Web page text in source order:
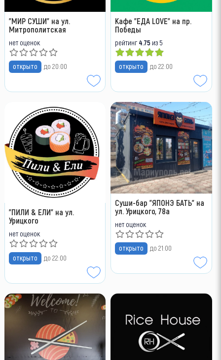
"МИР СУШИ" на ул.
Митрополитская
нет оценок
открыто до 20:00
Кафе "ЕДА LOVE" на пр.
Победы
рейтинг 4.75 из 5
открыто до 22:00
"ПИЛИ & ЕЛИ" на ул.
Урицкого
нет оценок
открыто до 22:00
Суши-бар "ЯПОНЭ БАТЬ" на
ул. Урицкого, 78а
нет оценок
открыто до 21:00